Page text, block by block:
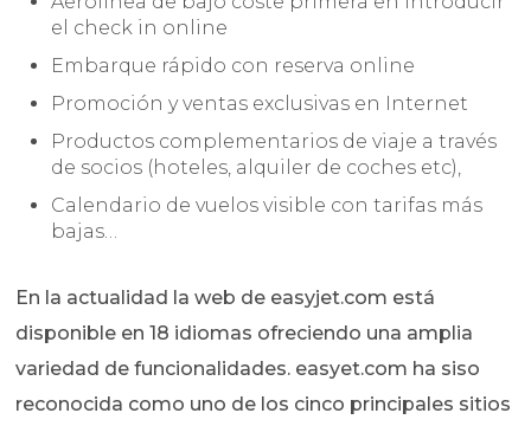
el check in online
Embarque rápido con reserva online
Promoción y ventas exclusivas en Internet
Productos complementarios de viaje a través
de socios (hoteles, alquiler de coches etc),
Calendario de vuelos visible con tarifas más
bajas…
En la actualidad la web de easyjet.com está
disponible en 18 idiomas ofreciendo una amplia
variedad de funcionalidades. easyet.com ha siso
reconocida como uno de los cinco principales sitios